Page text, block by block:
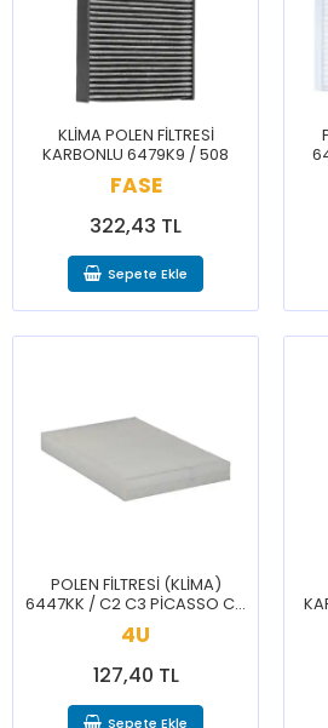
KLİMA POLEN FİLTRESİ
KARBONLU 6479K9 / 508
FASE
322,43 TL
Sepete Ekle
POLEN FİLTRESİ (KLİMA)
6447KK / C2 C3 PİCASSO C4
C4 PİCASSO 307 308 RCZ
4U
127,40 TL
Sepete Ekle